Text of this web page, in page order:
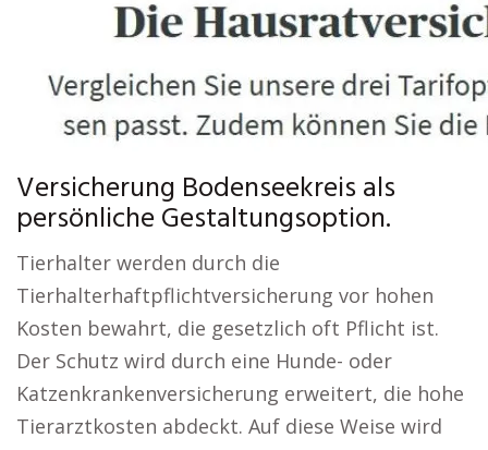
Versicherung Bodenseekreis als
persönliche Gestaltungsoption.
Tierhalter werden durch die
Tierhalterhaftpflichtversicherung vor hohen
Kosten bewahrt, die gesetzlich oft Pflicht ist.
Der Schutz wird durch eine Hunde- oder
Katzenkrankenversicherung erweitert, die hohe
Tierarztkosten abdeckt. Auf diese Weise wird